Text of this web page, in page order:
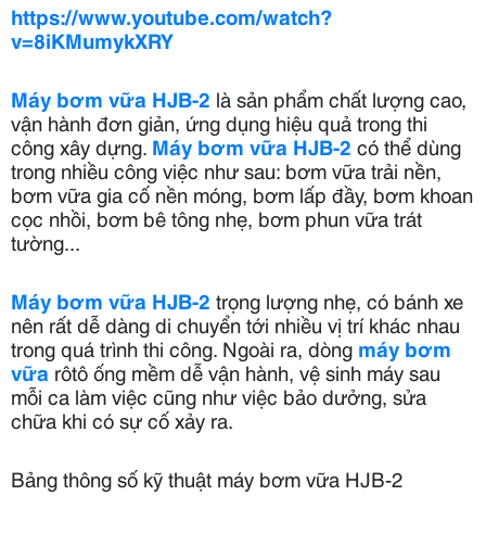
https://www.youtube.com/watch?
v=8iKMumykXRY
Máy bơm vữa HJB-2 là sản phẩm chất lượng cao,
vận hành đơn giản, ứng dụng hiệu quả trong thi
công xây dựng. Máy bơm vữa HJB-2 có thể dùng
trong nhiều công việc như sau: bơm vữa trải nền,
bơm vữa gia cố nền móng, bơm lấp đầy, bơm khoan
cọc nhồi, bơm bê tông nhẹ, bơm phun vữa trát
tường...
Máy bơm vữa HJB-2 trọng lượng nhẹ, có bánh xe
nên rất dễ dàng di chuyển tới nhiều vị trí khác nhau
trong quá trình thi công. Ngoài ra, dòng máy bơm
vữa rôtô ống mềm dễ vận hành, vệ sinh máy sau
mỗi ca làm việc cũng như việc bảo dưởng, sửa
chữa khi có sự cố xảy ra.
Bảng thông số kỹ thuật máy bơm vữa HJB-2